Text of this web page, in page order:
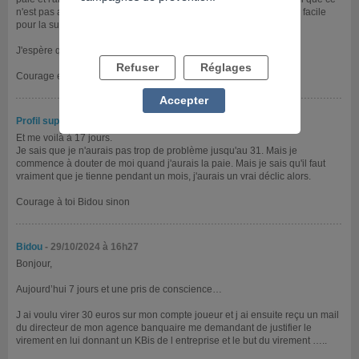
n'est pas arrivé) mais je sais que j'y arrive, ce sera beaucoup plus facile
pour la suite.
J'espère que l'on saura résister.
Courage et à bientôt !
Profil supprimé
Et me voilà à 17 jours.
Je sais que je n'aurais pas trop de problème jusqu'au 31. Mais je
commence à douter de moi quand j'aurais la paie. Mais je sais qu'il faut
vraiment que je tienne pendant un mois, j'aurais un vrai déclic alors.
Courage à toi Bidou sinon
Bidou - 29/10/2024 à 16h27
Bonjour,
Aujourd’hui 7 jours et une pris de conscience…
J ai voulu virer 30 euros sur mon compte joueur et j ai ensuite reçu un mail
du directeur de mon agence banquaire me demandant de justifier le
virement en lui donnant un KBis de l entreprise et le but du virement …..
Refuser Réglages
Accepter